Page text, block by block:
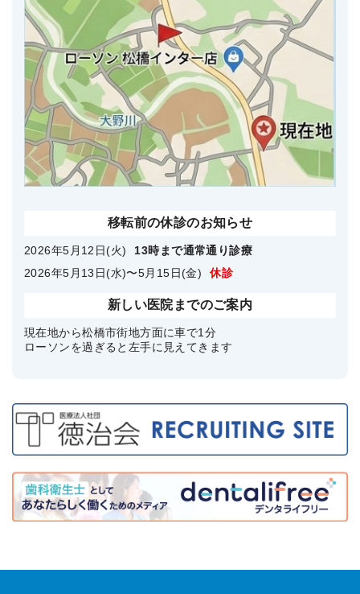
移転前の休診のお知らせ
2026年5月12日(火)
13時まで通常通り診療
2026年5月13日(水)〜5月15日(金)
休診
新しい医院までのご案内
現在地から松橋市街地方面に車で1分
ローソンを過ぎると左手に見えてきます